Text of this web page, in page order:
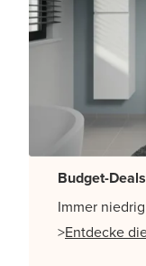
Budget-Deals
Immer
>Entdecke